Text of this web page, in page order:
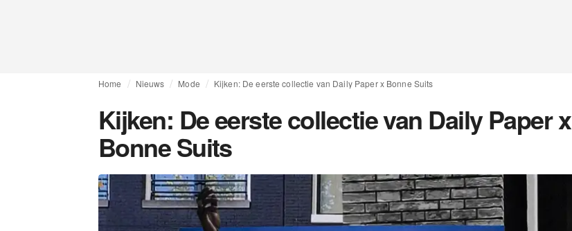
Home Nieuws Mode Kijken: De eerste collectie van Daily Paper x Bonne Suits
Kijken: De eerste collectie van Daily Paper x
Bonne Suits